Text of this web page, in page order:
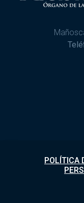
POLÍTICA